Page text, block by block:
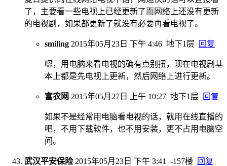
了，主要看一些电视上已经更新了而网络上还没有更新
的电视剧，如果都更新了就没有必要再看电视了。
smiling 2015年05月23日 下午 4:46 地下1层 回复
嗯，用电脑来看电视的确有点别扭，现在电视剧基
本上都是先电视上更新，然后网络上进行更新。
富农网 2015年05月27日 上午 10:27 地下1层 回复
如果不是经常用电脑看电视的话，就用在线直播的
吧，不用下载软件，也不用安装，更不占用电脑空
间。
武汉平安保险 2015年05月23日 下午 3:41 -157楼 回复